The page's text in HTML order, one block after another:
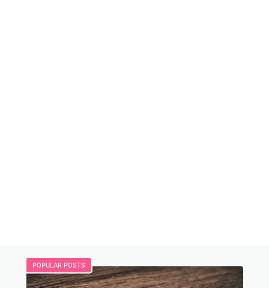
POPULAR POSTS